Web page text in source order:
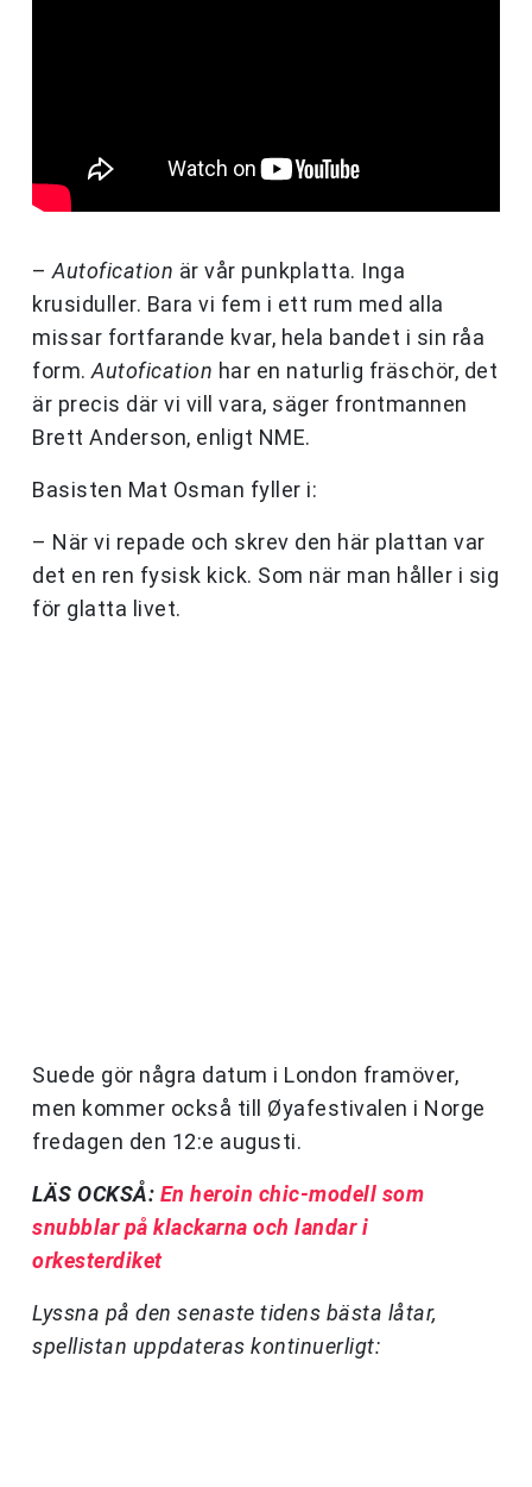
– Autofication är vår punkplatta. Inga
krusiduller. Bara vi fem i ett rum med alla
missar fortfarande kvar, hela bandet i sin råa
form. Autofication har en naturlig fräschör, det
är precis där vi vill vara, säger frontmannen
Brett Anderson, enligt NME.
Basisten Mat Osman fyller i:
– När vi repade och skrev den här plattan var
det en ren fysisk kick. Som när man håller i sig
för glatta livet.
Suede gör några datum i London framöver,
men kommer också till Øyafestivalen i Norge
fredagen den 12:e augusti.
LÄS OCKSÅ: En heroin chic-modell som
snubblar på klackarna och landar i
orkesterdiket
Lyssna på den senaste tidens bästa låtar,
spellistan uppdateras kontinuerligt: